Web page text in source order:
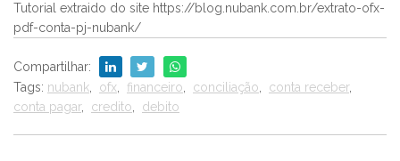
Tutorial extraido do site https://blog.nubank.com.br/extrato-ofx-
pdf-conta-pj-nubank/
Compartilhar:
Tags: nubank ofx financeiro conciliação conta receber,
conta pagar, credito debito